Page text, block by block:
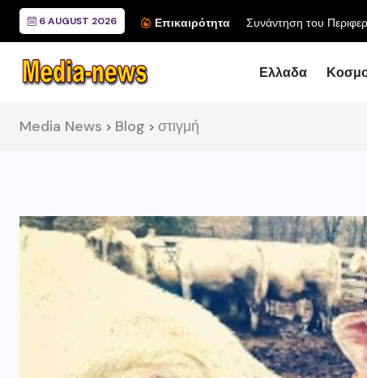
6 AUGUST 2026 Επικαιρότητα Συνάντηση του
Ελλαδα
Media News > Blog > στιγμή